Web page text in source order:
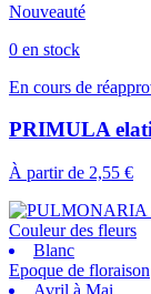
Nouveauté
0 en stock
En cours de
PRIMULA
À partir de 2,55 €
Couleur des fleurs
Blanc
Epoque de floraison
Avril à Mai